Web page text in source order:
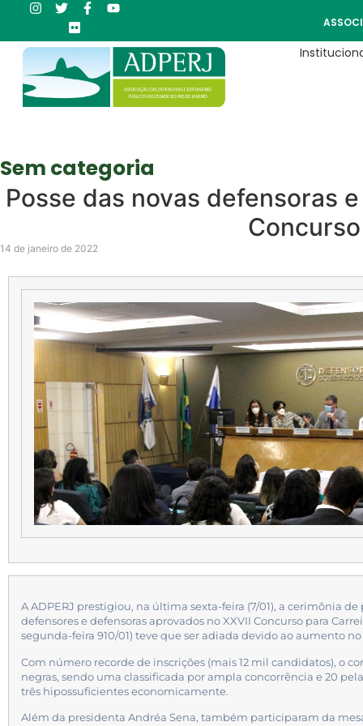
Sem categoria
Posse das novas defensoras
Concurso
14 de janeiro de 2022
A ADPERJ prestigiou, na última sexta-feira (7/01), a cerimônia
defensores e defensoras aprovados no XXVII Concurso para
segunda-feira 910/01) teve que ser adiada devido ao aumento
Com número recorde de inscrições (mais 12 mil candidatos), o
negras, sendo uma classificada por ampla concorrência e 20
três hipossuficientes economicamente.
Além da presidenta Andréa Sena, também participaram da